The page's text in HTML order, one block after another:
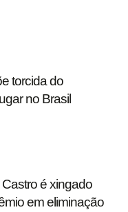
torcida do
no Brasil
é xingado
em eliminação